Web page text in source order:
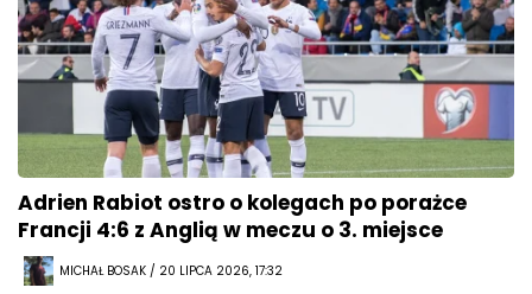
Adrien Rabiot ostro o kolegach po porażce
Francji 4:6 z Anglią w meczu o 3. miejsce
MICHAŁ BOSAK / 20 LIPCA 2026, 17:32